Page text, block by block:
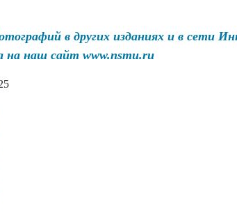
в других изданиях и в сети
на наш сайт www.nsmu.ru